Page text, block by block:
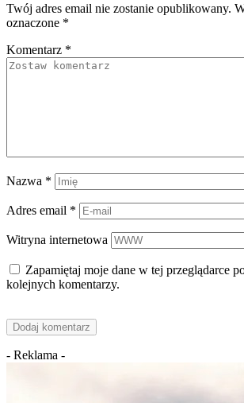
Twój adres email nie zostanie opublikowany.
oznaczone *
Komentarz *
Nazwa *
Adres email *
Witryna internetowa
Zapamiętaj moje dane w tej przeglądarce
kolejnych komentarzy.
- Reklama -